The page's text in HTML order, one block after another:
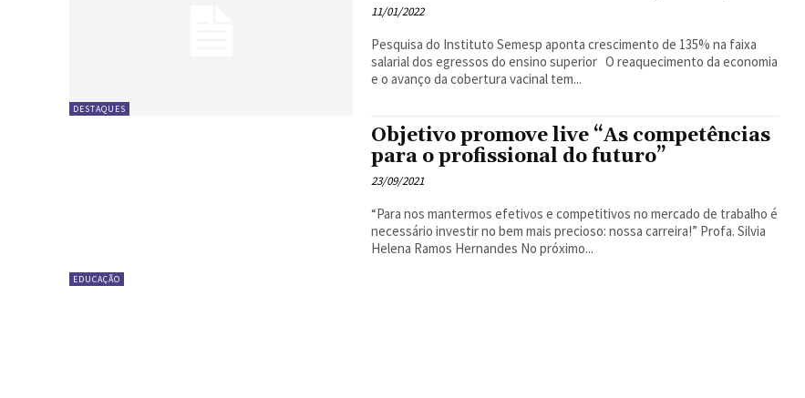
DESTAQUES
11/01/2022
Pesquisa do Instituto Semesp aponta crescimento de 135% na faixa
salarial dos egressos do ensino superior O reaquecimento da economia
e o avanço da cobertura vacinal tem...
EDUCAÇÃO
Objetivo promove live “As competências
para o profissional do futuro”
23/09/2021
“Para nos mantermos efetivos e competitivos no mercado de trabalho é
necessário investir no bem mais precioso: nossa carreira!” Profa. Silvia
Helena Ramos Hernandes No próximo...